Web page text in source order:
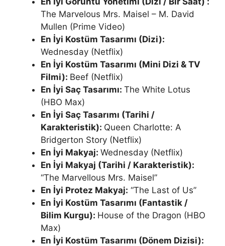
The Marvelous Mrs. Maisel – M. David
Mullen (Prime Video)
En İyi Kostüm Tasarımı (Dizi):
Wednesday (Netflix)
En İyi Kostüm Tasarımı (Mini Dizi & TV
Filmi): Beef (Netflix)
En İyi Saç Tasarımı: The White Lotus
(HBO Max)
En İyi Saç Tasarımı (Tarihi /
Karakteristik): Queen Charlotte: A
Bridgerton Story (Netflix)
En İyi Makyaj: Wednesday (Netflix)
En İyi Makyaj (Tarihi / Karakteristik):
“The Marvellous Mrs. Maisel”
En İyi Protez Makyaj: “The Last of Us”
En İyi Kostüm Tasarımı (Fantastik /
Bilim Kurgu): House of the Dragon (HBO
Max)
En İyi Kostüm Tasarımı (Dönem Dizisi):